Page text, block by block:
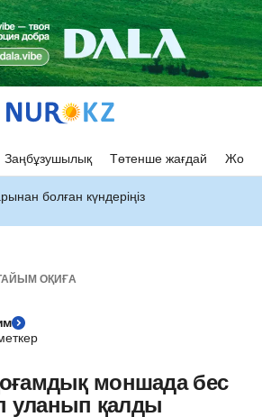
Заңбұзушылық Төтенше жағдай Жол
болған күндеріңіз
ОҚИҒА
моншада бес
уланып қалды